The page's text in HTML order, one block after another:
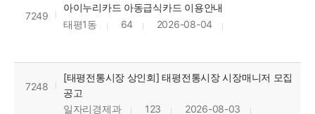
7249
아이누리카드 아동급식카드 이용안내
태평1동
64 2026-08-04
7248
[태평전통시장 상인회] 태평전통시장 시장매니저 모집
공고
일자리경제과
123 2026-08-03